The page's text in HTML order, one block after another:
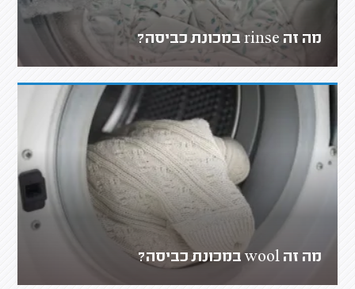
מה זה rinse במכונת כביסה?
מה זה wool במכונת כביסה?